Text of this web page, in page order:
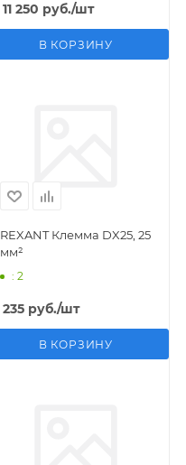
11 250 руб./шт
В КОРЗИНУ
REXANT Клемма DX25, 25
мм²
: 2
235 руб./шт
В КОРЗИНУ